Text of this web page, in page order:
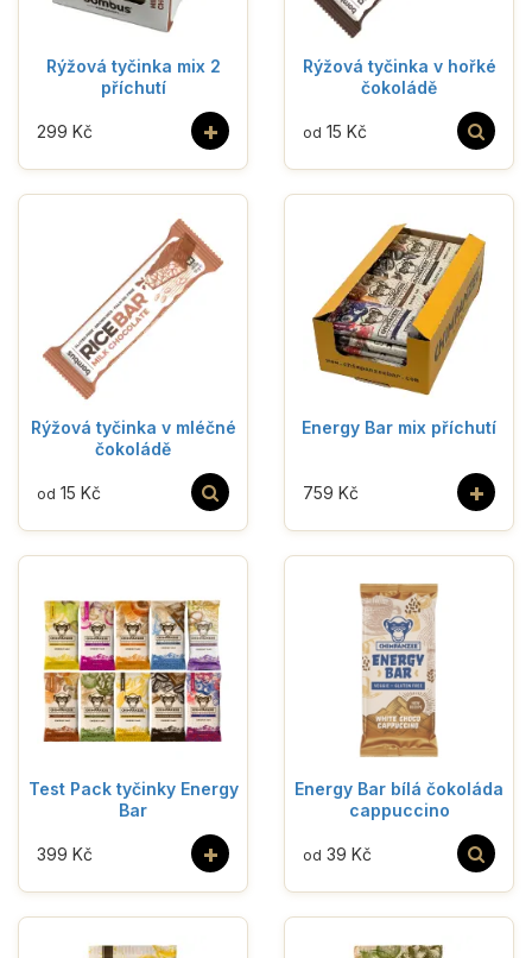
Rýžová tyčinka mix 2
příchutí
+
299 Kč
Rýžová tyčinka v hořké
čokoládě
od 15 Kč
Rýžová tyčinka v mléčné
čokoládě
od 15 Kč
Energy Bar mix příchutí
+
759 Kč
Test Pack tyčinky Energy
Bar
+
399 Kč
Energy Bar bílá čokoláda
cappuccino
od 39 Kč